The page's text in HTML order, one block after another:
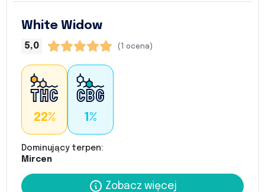
White Widow
5,0 (1 ocena)
22% 1%
Dominujący terpen:
Mircen
Zobacz więcej